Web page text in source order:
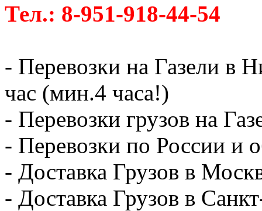
Тел.: 8-951-918-44-54
- Перевозки на Газели в
час (мин.4 часа!)
- Перевозки грузов на
- Перевозки по России и
- Доставка Грузов в
- Доставка Грузов в